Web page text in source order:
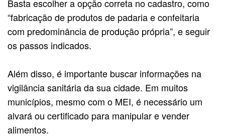
Basta escolher a opção correta no cadastro, como
“fabricação de produtos de padaria e confeitaria
com predominância de produção própria”, e seguir
os passos indicados.
Além disso, é importante buscar informações na
vigilância sanitária da sua cidade. Em muitos
municípios, mesmo com o MEI, é necessário um
alvará ou certificado para manipular e vender
alimentos.